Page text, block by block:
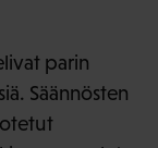
parin
Säännösten